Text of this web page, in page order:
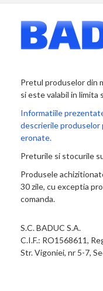
Pretul produselor din
si este valabil in limita
Informatiile
descrierile
eronate.
Preturile si stocurile
Produsele
30 zile, cu exceptia
comanda.
S.C. BADUC S.A.
C.I.F.: RO1568611,
Str. Vigoniei, nr 5-7,